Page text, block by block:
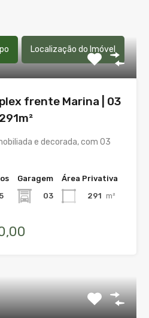
Localização do Imóvel
frente Marina | 03
e decorada, com 03
Garagem
03
Área Privativa
291 m²